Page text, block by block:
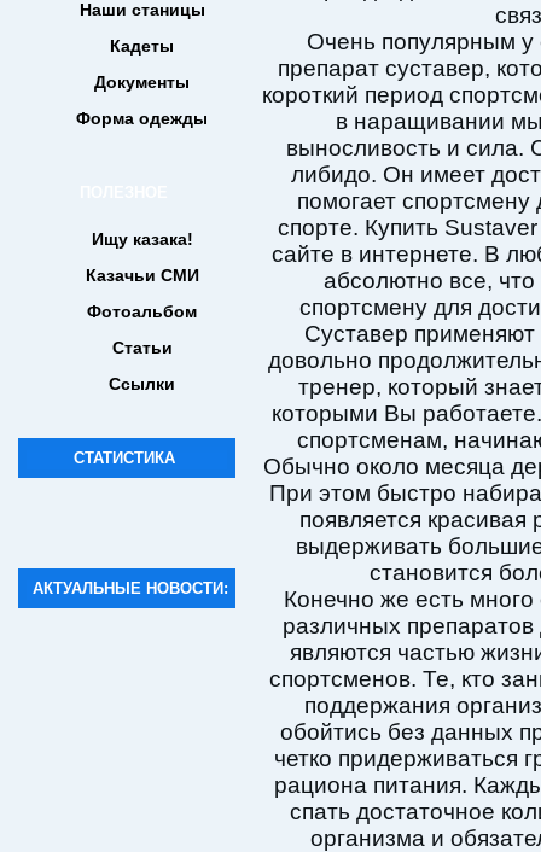
Наши станицы
Кадеты
Документы
Форма одежды
Ищу казака!
Казачьи СМИ
Фотоальбом
Статьи
Ссылки
СТАТИСТИКА
АКТУАЛЬНЫЕ НОВОСТИ:
Очень популярным у
препарат суставер,
короткий период
в наращивании
выносливость и сила.
либидо. Он имеет
помогает спортсмену
спорте. Купить
сайте в интернете. В
абсолютно все,
спортсмену для
Суставер
довольно
тренер, который
которыми Вы
спортсменам,
Обычно около месяца
При этом быстро
появляется
выдерживать
становится
Конечно же есть
различных
являются частью
спортсменов. Те, кто
поддержания
обойтись без данных
четко придерживаться
рациона питания.
спать достаточное
организма и